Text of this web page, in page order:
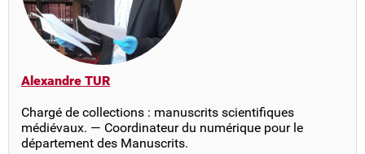
Alexandre TUR
Chargé de collections : manuscrits scientifiques
médiévaux. — Coordinateur du numérique pour le
département des Manuscrits.